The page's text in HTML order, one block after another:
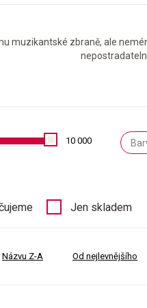
muzikantské zbraně, ale
10 000
Jen skladem
Názvu Z-A Od nejlevnějšího